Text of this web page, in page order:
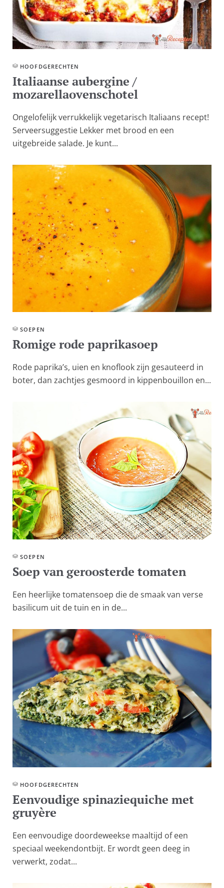
HOOFD­GERECHTEN
Italiaanse aubergine /
mozarellaovenschotel
Ongelofelijk verrukkelijk vegetarisch Italiaans recept!
Serveersuggestie Lekker met brood en een
uitgebreide salade. Je kunt...
SOEPEN
Romige rode paprikasoep
Rode paprika’s, uien en knoflook zijn gesauteerd in
boter, dan zachtjes gesmoord in kippenbouillon en...
SOEPEN
Soep van geroosterde tomaten
Een heerlijke tomatensoep die de smaak van verse
basilicum uit de tuin en in de...
HOOFD­GERECHTEN
Eenvoudige spinaziequiche met
gruyère
Een eenvoudige doordeweekse maaltijd of een
speciaal weekendontbijt. Er wordt geen deeg in
verwerkt, zodat...